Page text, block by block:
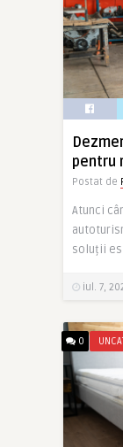
pentru
Postat de
Atunci
soluții
iul. 7,
0